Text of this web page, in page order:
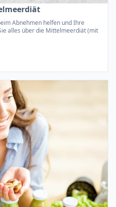
Abnehmen helfen und Ihre
alles über die Mittelmeerdiät (mit